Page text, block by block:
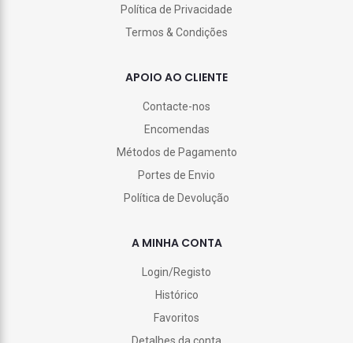
Política de Privacidade
Termos & Condições
APOIO AO CLIENTE
Contacte-nos
Encomendas
Métodos de Pagamento
Portes de Envio
Política de Devolução
A MINHA CONTA
Login/Registo
Histórico
Favoritos